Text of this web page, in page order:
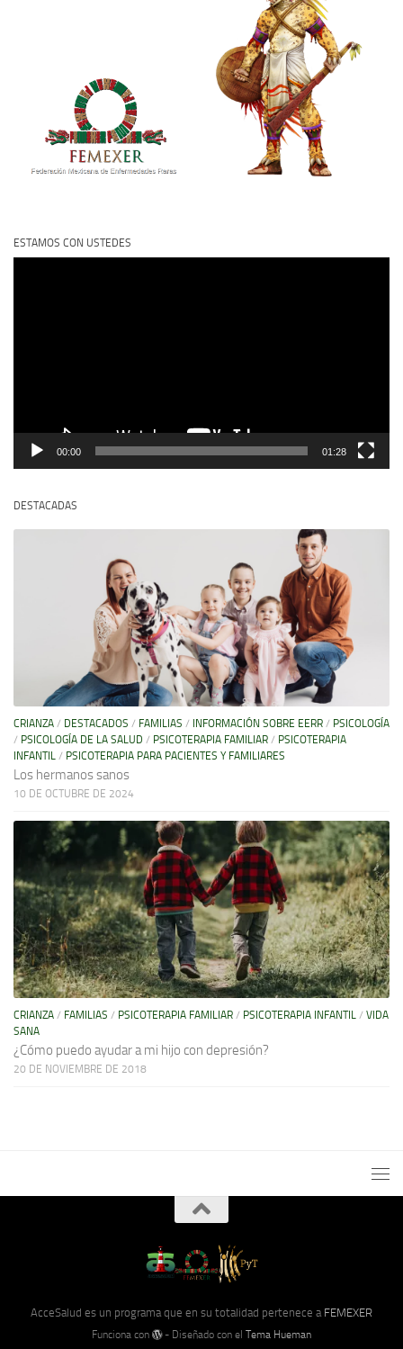
ESTAMOS CON USTEDES
00:00 01:28
DESTACADAS
CRIANZA / DESTACADOS / FAMILIAS / INFORMACIÓN SOBRE EERR / PSICOLOGÍA
/ PSICOLOGÍA DE LA SALUD / PSICOTERAPIA FAMILIAR / PSICOTERAPIA
INFANTIL / PSICOTERAPIA PARA PACIENTES Y FAMILIARES
Los hermanos sanos
10 DE OCTUBRE DE 2024
CRIANZA / FAMILIAS / PSICOTERAPIA FAMILIAR / PSICOTERAPIA INFANTIL / VIDA
SANA
¿Cómo puedo ayudar a mi hijo con depresión?
20 DE NOVIEMBRE DE 2018
AcceSalud es un programa que en su totalidad pertenece a FEMEXER
Funciona con - Diseñado con elTema Hueman